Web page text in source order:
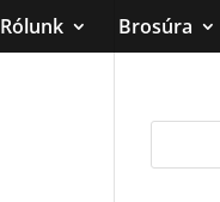
Rólunk Brosúra